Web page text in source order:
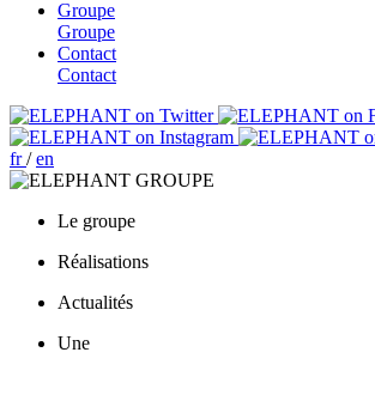
Groupe
Groupe
Contact
Contact
fr/ en
Le groupe
Réalisations
Actualités
Une